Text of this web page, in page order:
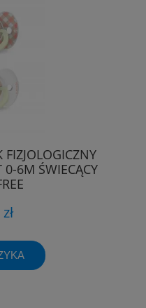
FIZJOLOGICZNY
0-6M ŚWIECĄCY